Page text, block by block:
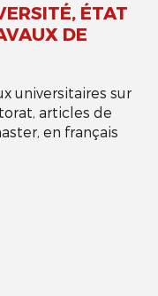
ÉTAT
DE
universitaires sur
articles de
en français